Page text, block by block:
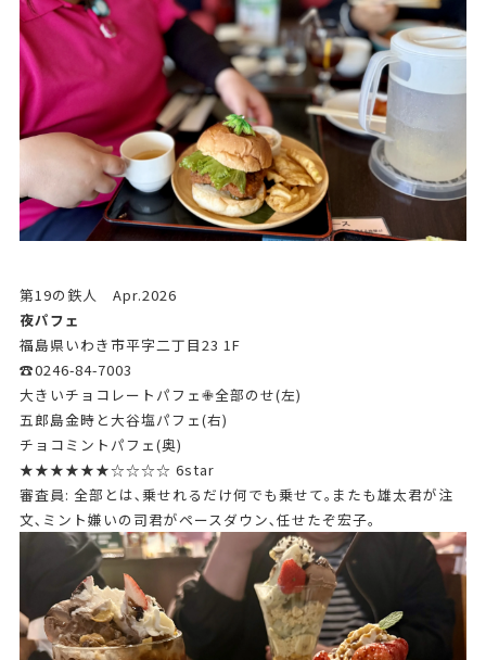
第19の鉄人 Apr.2026
夜パフェ
福島県いわき市平字二丁目23 1F
☎0246-84-7003
大きいチョコレートパフェ✙全部のせ(左)
五郎島金時と大谷塩パフェ(右)
チョコミントパフェ(奥)
★★★★★★☆☆☆☆ 6star
審査員: 全部とは､乗せれるだけ何でも乗せて｡またも雄太君が注
文､ミント嫌いの司君がペースダウン､任せたぞ宏子｡